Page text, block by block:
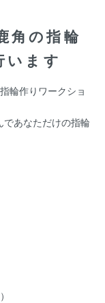
角の指輪
います
輪作りワークショ
あなただけの指輪